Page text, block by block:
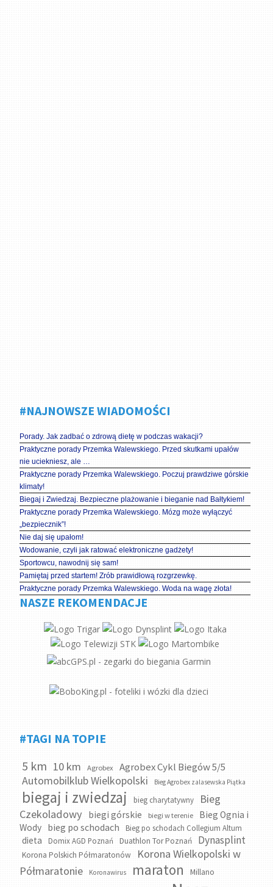
#NAJNOWSZE WIADOMOŚCI
Porady. Jak zadbać o zdrową dietę w podczas wakacji?
Praktyczne porady Przemka Walewskiego. Przed skutkami upałów
nie uciekniesz, ale …
Praktyczne porady Przemka Walewskiego. Poczuj prawdziwe górskie
klimaty!
Biegaj i Zwiedzaj. Bezpieczne plażowanie i bieganie nad Bałtykiem!
Praktyczne porady Przemka Walewskiego. Mózg może wyłączyć
„bezpiecznik”!
Nie daj się upałom!
Wodowanie, czyli jak ratować elektroniczne gadżety!
Sportowcu, nawodnij się sam!
Pamiętaj przed startem! Zrób prawidłową rozgrzewkę.
Praktyczne porady Przemka Walewskiego. Woda na wagę złota!
NASZE REKOMENDACJE
#TAGI NA TOPIE
5 km 10 km Agrobex Agrobex Cykl Biegów 5/5
Automobilklub Wielkopolski Bieg Agrobex zalasewska Piątka
biegaj i zwiedzaj bieg charytatywny
Bieg
Czekoladowy
biegi górskie biegi w terenie
Bieg Ognia i
Wody bieg po schodach Bieg po schodach Collegium Altum
dieta Domix AGD Poznań Duathlon Tor Poznań Dynasplint
Korona Polskich Półmaratonów
Korona Wielkopolski w
Półmaratonie
Koronawirus maraton Millano